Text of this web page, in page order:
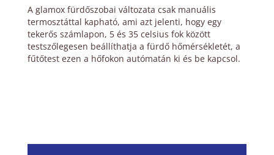
A glamox fürdőszobai változata csak manuális
termosztáttal kapható, ami azt jelenti, hogy egy
tekerős számlapon, 5 és 35 celsius fok között
testszőlegesen beállíthatja a fürdő hőmérsékletét, a
fűtőtest ezen a hőfokon autómatán ki és be kapcsol.